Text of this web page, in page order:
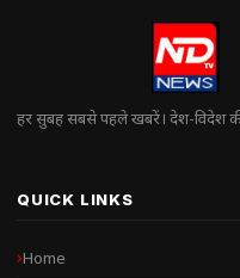
हर सुबह सबसे पहले खबरें। देश-विदेश की
QUICK LINKS
Home